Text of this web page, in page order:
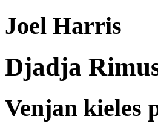
Joel Harris
Djadja
Venjan kieles